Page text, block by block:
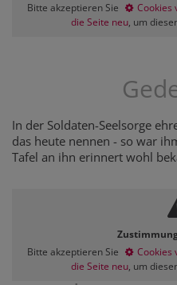
Bitte akzeptieren Sie
Cookies
die Seite neu, um
In der Soldaten-Seelsorge
das heute nennen - so war
Tafel an ihn erinnert wohl
Bitte akzeptieren Sie
Cookies
die Seite neu, um